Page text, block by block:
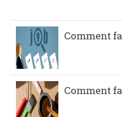
Comment
Comment